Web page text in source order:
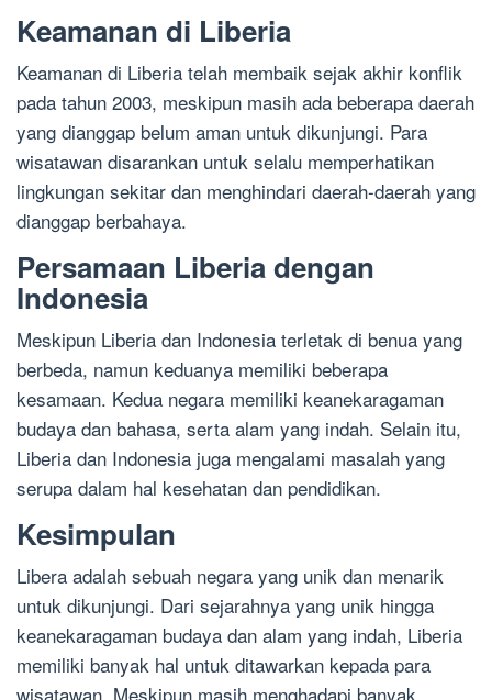
Keamanan di Liberia
Keamanan di Liberia telah membaik sejak akhir konflik
pada tahun 2003, meskipun masih ada beberapa daerah
yang dianggap belum aman untuk dikunjungi. Para
wisatawan disarankan untuk selalu memperhatikan
lingkungan sekitar dan menghindari daerah-daerah yang
dianggap berbahaya.
Persamaan Liberia dengan
Indonesia
Meskipun Liberia dan Indonesia terletak di benua yang
berbeda, namun keduanya memiliki beberapa
kesamaan. Kedua negara memiliki keanekaragaman
budaya dan bahasa, serta alam yang indah. Selain itu,
Liberia dan Indonesia juga mengalami masalah yang
serupa dalam hal kesehatan dan pendidikan.
Kesimpulan
Libera adalah sebuah negara yang unik dan menarik
untuk dikunjungi. Dari sejarahnya yang unik hingga
keanekaragaman budaya dan alam yang indah, Liberia
memiliki banyak hal untuk ditawarkan kepada para
wisatawan. Meskipun masih menghadapi banyak